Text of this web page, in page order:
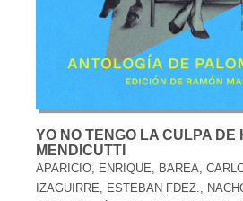
YO NO TENGO LA CULPA DE
MENDICUTTI
APARICIO, ENRIQUE, BAREA,
IZAGUIRRE, ESTEBAN FDEZ.,